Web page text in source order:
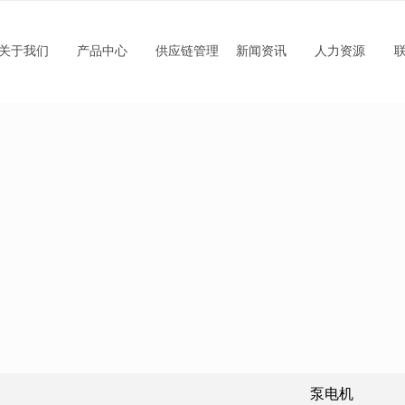
于我们 产品中心 供应链管理 新闻资讯 人力资源
泵电机